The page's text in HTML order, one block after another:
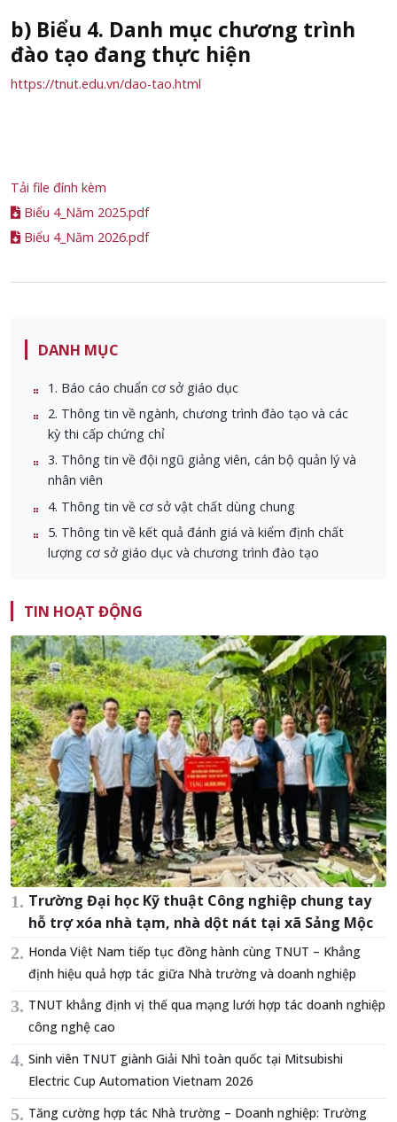
b) Biểu 4. Danh mục chương trình
đào tạo đang thực hiện
https://tnut.edu.vn/dao-tao.html
Tải file đính kèm
Biểu 4_Năm 2025.pdf
Biểu 4_Năm 2026.pdf
DANH MỤC
1. Báo cáo chuẩn cơ sở giáo dục
2. Thông tin về ngành, chương trình đào tạo và các
kỳ thi cấp chứng chỉ
3. Thông tin về đội ngũ giảng viên, cán bộ quản lý và
nhân viên
4. Thông tin về cơ sở vật chất dùng chung
5. Thông tin về kết quả đánh giá và kiểm định chất
lượng cơ sở giáo dục và chương trình đào tạo
TIN HOẠT ĐỘNG
Trường Đại học Kỹ thuật Công nghiệp chung tay
hỗ trợ xóa nhà tạm, nhà dột nát tại xã Sảng Mộc
Honda Việt Nam tiếp tục đồng hành cùng TNUT – Khẳng
định hiệu quả hợp tác giữa Nhà trường và doanh nghiệp
TNUT khẳng định vị thế qua mạng lưới hợp tác doanh nghiệp
công nghệ cao
Sinh viên TNUT giành Giải Nhì toàn quốc tại Mitsubishi
Electric Cup Automation Vietnam 2026
Tăng cường hợp tác Nhà trường – Doanh nghiệp: Trường